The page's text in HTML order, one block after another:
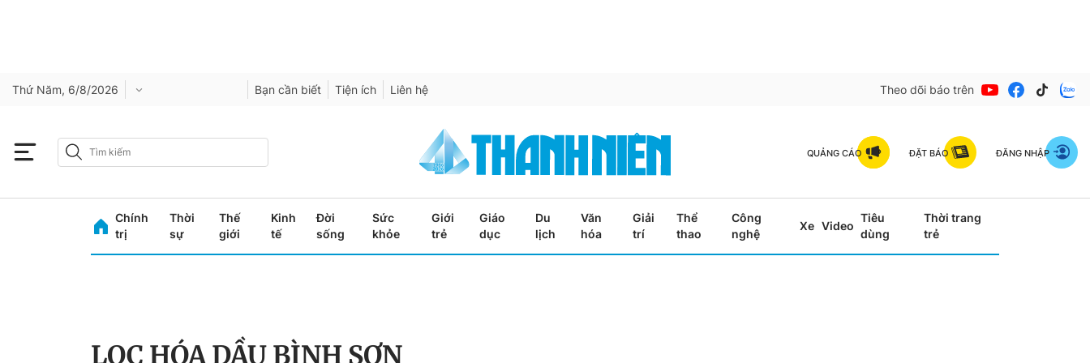
Thứ Năm, 6/8/2026 Bạn cần biết Tiện ích Liên hệ Theo dõi báo trên
QUẢNG CÁO ĐẶT BÁO ĐĂNG NHẬP
Chính
trị
Thời
sự
Thế
giới
Kinh
tế
Đời
sống
Sức
khỏe
Giới
trẻ
Giáo
dục
Du
lịch
Văn
hóa
Giải
trí
Thể
thao
Công
nghệ
Xe Video
Tiêu
dùng
Thời trang
trẻ
LỌC HÓA DẦU BÌNH SƠN